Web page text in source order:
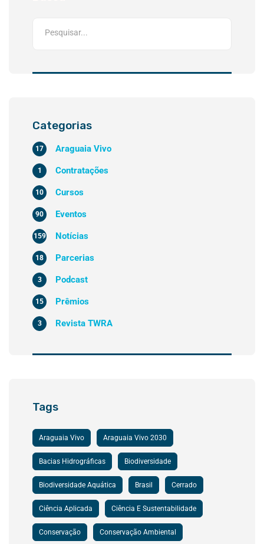
Categorias
Araguaia Vivo
17
Contratações
1
Cursos
10
Eventos
90
Notícias
159
Parcerias
18
Podcast
3
Prêmios
15
Revista TWRA
3
Tags
Araguaia Vivo Araguaia Vivo 2030
Bacias Hidrográficas Biodiversidade
Biodiversidade Aquática Brasil Cerrado
Ciência Aplicada Ciência E Sustentabilidade
Conservação Conservação Ambiental